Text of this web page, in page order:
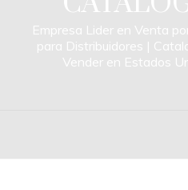
Empresa Lider en Venta
para Distribuidores |
Vender en Estados